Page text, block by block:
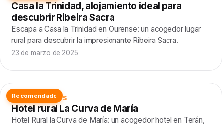
Casa la Trinidad, alojamiento ideal para
descubrir Ribeira Sacra
Escapa a Casa la Trinidad en Ourense: un acogedor lugar
rural para descubrir la impresionante Ribeira Sacra.
23 de marzo de 2025
Recomendado
ALOJAMIENTOS
Hotel rural La Curva de María
Hotel Rural la Curva de María: un acogedor hotel en Terán,